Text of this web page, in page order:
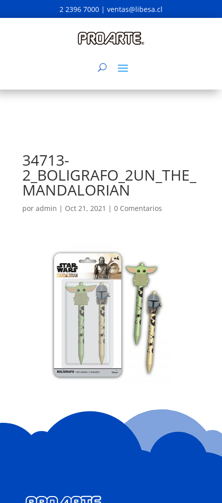
2 2396 7000 | ventas@libesa.cl
34713-
2_BOLIGRAFO_2UN_THE_
MANDALORIAN
por admin | Oct 21, 2021 | 0 Comentarios